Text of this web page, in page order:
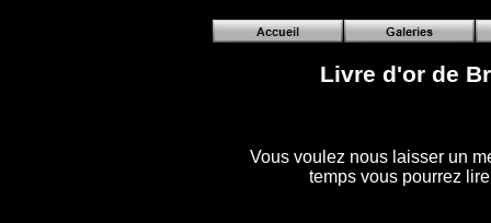
Livre d'or de
Vous voulez nous laisser un
temps vous pourrez